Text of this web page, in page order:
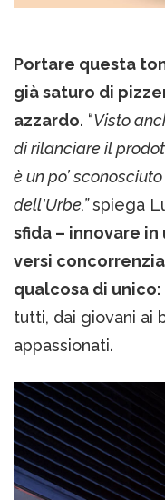
Portare questa
già saturo di
azzardo. “Visto
di rilanciare il
è un po’
dell'Urbe,”spiega
sfida – innovare
versi
qualcosa di unico:
tutti, dai giovani ai
appassionati.